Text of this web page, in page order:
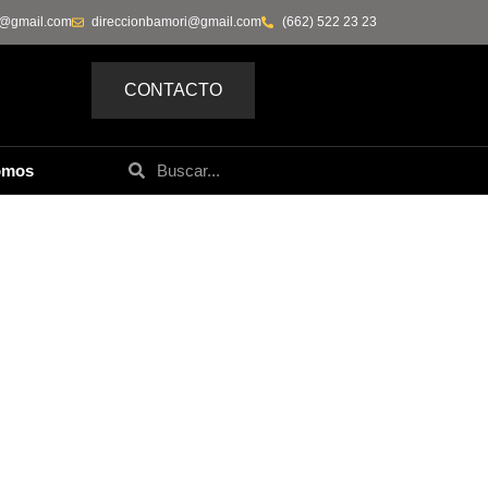
(662) 522 23 23
direccionbamori@gmail.com
CONTACTO